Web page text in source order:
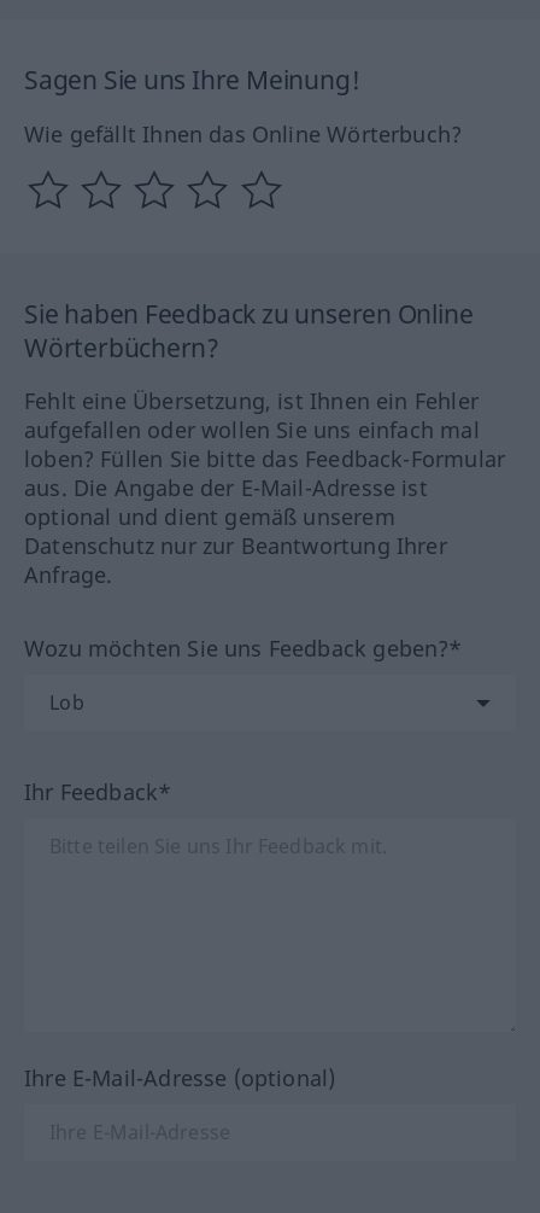
Sagen Sie uns Ihre Meinung!
Wie gefällt Ihnen das Online Wörterbuch?
Sie haben Feedback zu unseren Online
Wörterbüchern?
Fehlt eine Übersetzung, ist Ihnen ein Fehler
aufgefallen oder wollen Sie uns einfach mal
loben? Füllen Sie bitte das Feedback-Formular
aus. Die Angabe der E-Mail-Adresse ist
optional und dient gemäß unserem
Datenschutz nur zur Beantwortung Ihrer
Anfrage.
Wozu möchten Sie uns Feedback geben?*
Ihr Feedback*
Ihre E-Mail-Adresse (optional)